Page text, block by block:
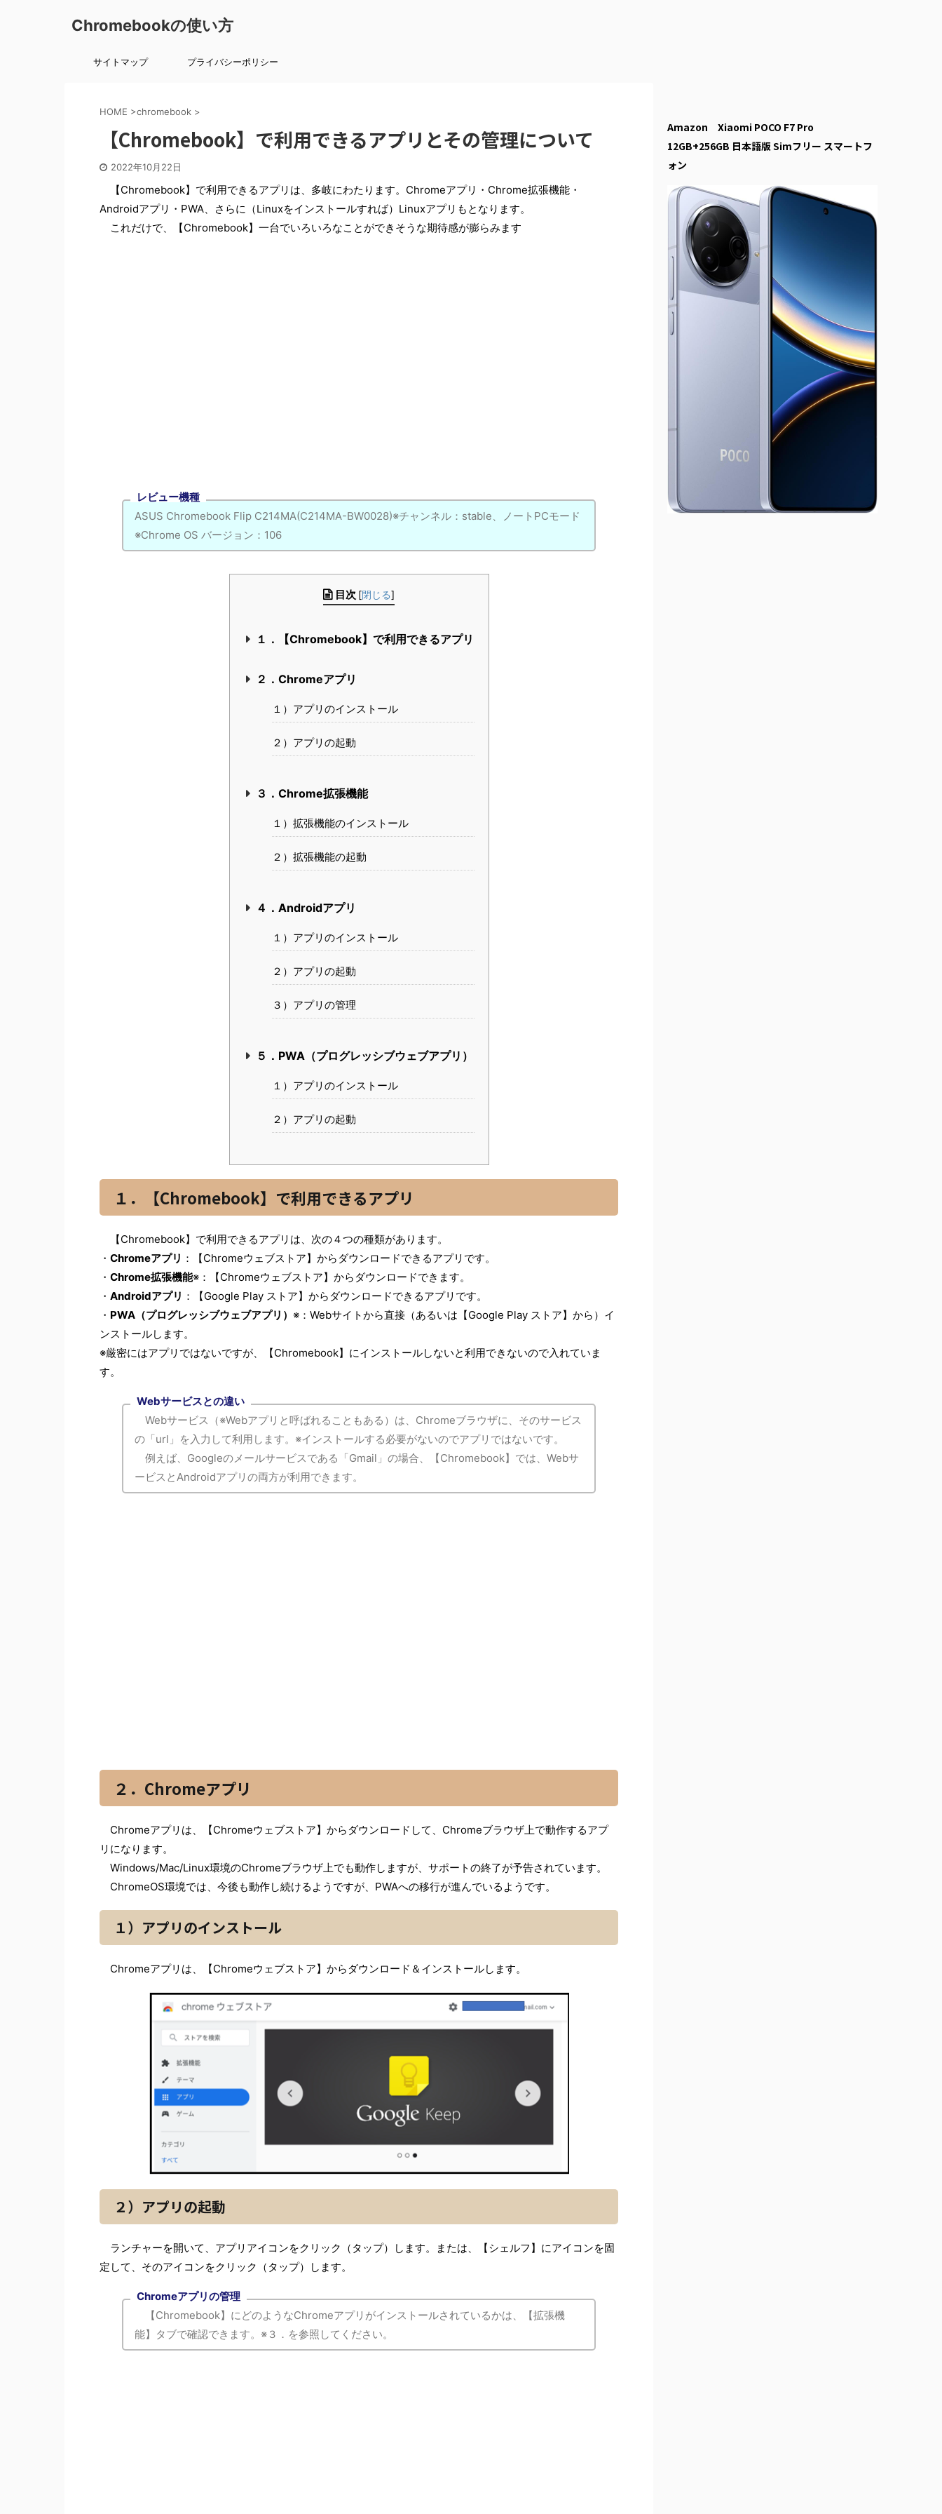
Chromebookの使い方
サイトマップ プライバシーポリシー
HOME >chromebook >
【Chromebook】で利用できるアプリとその管理について
2022年10月22日
【Chromebook】で利用できるアプリは、多岐にわたります。Chromeアプリ・Chrome拡張機能・
Androidアプリ・PWA、さらに（Linuxをインストールすれば）Linuxアプリもとなります。
これだけで、【Chromebook】一台でいろいろなことができそうな期待感が膨らみます
レビュー機種
ASUS Chromebook Flip C214MA(C214MA-BW0028)※チャンネル：stable、ノートPCモード
※Chrome OS バージョン：106
目次 [閉じる]
１．【Chromebook】で利用できるアプリ
２．Chromeアプリ
１）アプリのインストール
２）アプリの起動
３．Chrome拡張機能
１）拡張機能のインストール
２）拡張機能の起動
４．Androidアプリ
１）アプリのインストール
２）アプリの起動
３）アプリの管理
５．PWA（プログレッシブウェブアプリ）
１）アプリのインストール
２）アプリの起動
１．【Chromebook】で利用できるアプリ
【Chromebook】で利用できるアプリは、次の４つの種類があります。
・ Chromeアプリ ：【Chromeウェブストア】からダウンロードできるアプリです。
・ Chrome拡張機能※：【Chromeウェブストア】からダウンロードできます。
・ Androidアプリ ：【Google Play ストア】からダウンロードできるアプリです。
・ PWA（プログレッシブウェブアプリ） ※：Webサイトから直接（あるいは【Google Play ストア】から）イ
ンストールします。
※厳密にはアプリではないですが、【Chromebook】にインストールしないと利用できないので入れていま
す。
Webサービスとの違い
Webサービス（※Webアプリと呼ばれることもある）は、Chromeブラウザに、そのサービス
の「url」を入力して利用します。※インストールする必要がないのでアプリではないです。
例えば、Googleのメールサービスである「Gmail」の場合、【Chromebook】では、Webサ
ービスとAndroidアプリの両方が利用できます。
２．Chromeアプリ
Chromeアプリは、【Chromeウェブストア】からダウンロードして、Chromeブラウザ上で動作するアプ
リになります。
Windows/Mac/Linux環境のChromeブラウザ上でも動作しますが、サポートの終了が予告されています。
ChromeOS環境では、今後も動作し続けるようですが、PWAへの移行が進んでいるようです。
１）アプリのインストール
Chromeアプリは、【Chromeウェブストア】からダウンロード＆インストールします。
２）アプリの起動
ランチャーを開いて、アプリアイコンをクリック（タップ）します。または、【シェルフ】にアイコンを固
定して、そのアイコンをクリック（タップ）します。
Chromeアプリの管理
【Chromebook】にどのようなChromeアプリがインストールされているかは、【拡張機
能】タブで確認できます。※３．を参照してください。
Amazon Xiaomi POCO F7 Pro
12GB+256GB 日本語版 Simフリー スマートフ
ォン